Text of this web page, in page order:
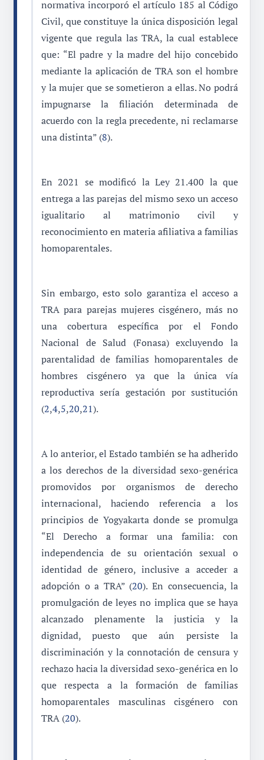
normativa incorporó el artículo 185 al Código
Civil, que constituye la única disposición legal
vigente que regula las TRA, la cual establece
que: “El padre y la madre del hijo concebido
mediante la aplicación de TRA son el hombre
y la mujer que se sometieron a ellas. No podrá
impugnarse la filiación determinada de
acuerdo con la regla precedente, ni reclamarse
una distinta” (8).
En 2021 se modificó la Ley 21.400 la que
entrega a las parejas del mismo sexo un acceso
igualitario al matrimonio civil y
reconocimiento en materia afiliativa a familias
homoparentales.
Sin embargo, esto solo garantiza el acceso a
TRA para parejas mujeres cisgénero, más no
una cobertura específica por el Fondo
Nacional de Salud (Fonasa) excluyendo la
parentalidad de familias homoparentales de
hombres cisgénero ya que la única vía
reproductiva sería gestación por sustitución
(2,4,5,20,21).
A lo anterior, el Estado también se ha adherido
a los derechos de la diversidad sexo-genérica
promovidos por organismos de derecho
internacional, haciendo referencia a los
principios de Yogyakarta donde se promulga
“El Derecho a formar una familia: con
independencia de su orientación sexual o
identidad de género, inclusive a acceder a
adopción o a TRA” (20). En consecuencia, la
promulgación de leyes no implica que se haya
alcanzado plenamente la justicia y la
dignidad, puesto que aún persiste la
discriminación y la connotación de censura y
rechazo hacia la diversidad sexo-genérica en lo
que respecta a la formación de familias
homoparentales masculinas cisgénero con
TRA (20).